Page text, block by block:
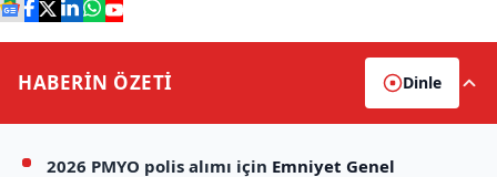
HABERİN ÖZETİ Dinle
2026 PMYO polis alımı için Emniyet Genel